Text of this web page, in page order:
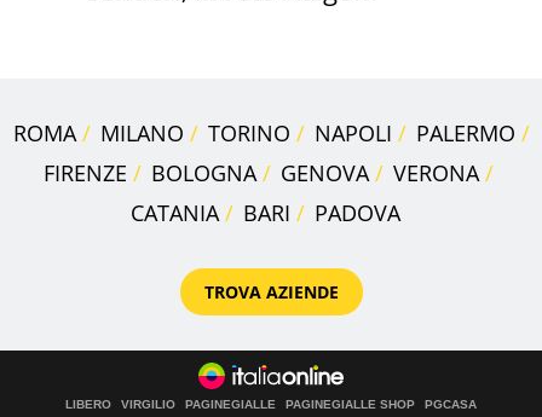
ROMA MILANO TORINO NAPOLI
PALERMO
FIRENZE
BOLOGNA GENOVA
VERONA
CATANIA
BARI PADOVA
TROVA AZIENDE
LIBERO VIRGILIO PAGINEGIALLE PAGINEGIALLE SHOP
PGCASA